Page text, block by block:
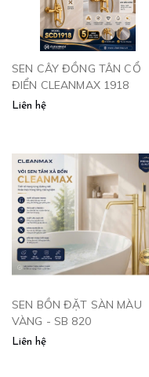
SEN CÂY ĐỒNG TÂN CỔ
ĐIỂN CLEANMAX 1918
Liên hệ
SEN BỒN ĐẶT SÀN MÀU
VÀNG - SB 820
Liên hệ